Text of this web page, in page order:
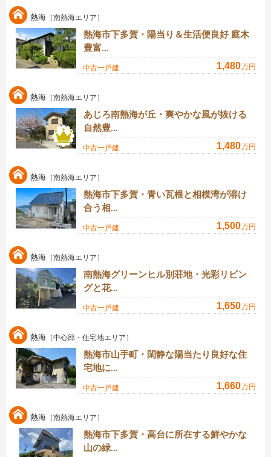
熱海 ［南熱海エリア］
熱海市下多賀・陽当り＆生活便良好 庭木
豊富...
中古一戸建 1,480万円
熱海 ［南熱海エリア］
あじろ南熱海が丘・爽やかな風が抜ける
自然豊...
中古一戸建 1,480万円
熱海 ［南熱海エリア］
熱海市下多賀・青い瓦根と相模湾が溶け
合う相...
中古一戸建 1,500万円
熱海 ［南熱海エリア］
南熱海グリーンヒル別荘地・光彩リビン
グと花...
中古一戸建 1,650万円
熱海 ［中心部・住宅地エリア］
熱海市山手町・閑静な陽当たり良好な住
宅地に...
中古一戸建 1,660万円
熱海 ［南熱海エリア］
熱海市下多賀・高台に所在する鮮やかな
山の緑...